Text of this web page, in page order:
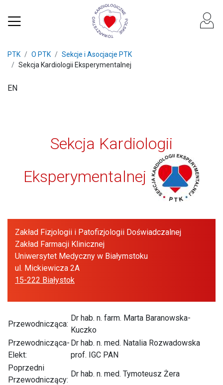
PTK O PTK
Sekcje i Asocjacje PTK
Sekcja Kardiologii Eksperymentalnej
EN
Sekcja Kardiologii
Eksperymentalnej
Zakład Fizjologii i Patofizjologii Doświadczalnej
Zakład Farmacji Klinicznej
Uniwersytet Medyczny w Białymstoku
ul. Mickiewicza 2A
15-222 Białystok
Przewodnicząca:
Dr hab. n. farm. Marta Baranowska-
Kuczko
Przewodnicząca-
Elekt:
Dr hab. n. med. Natalia Rozwadowska
prof. IGC PAN
Poprzedni
Przewodniczący:
Dr hab. n. med. Tymoteusz Żera